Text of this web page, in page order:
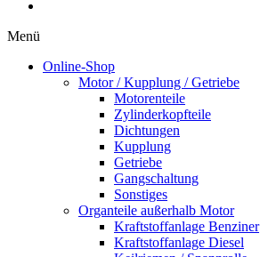
Menü
Online-Shop
Motor / Kupplung / Getriebe
Motorenteile
Zylinderkopfteile
Dichtungen
Kupplung
Getriebe
Gangschaltung
Sonstiges
Organteile außerhalb Motor
Kraftstoffanlage Benziner
Kraftstoffanlage Diesel